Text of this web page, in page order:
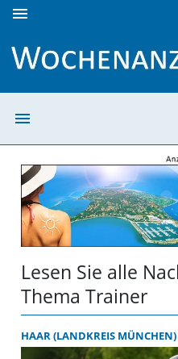
menu
menu
Lesen Sie alle
Thema Trainer
HAAR (LANDKREIS MÜNCHEN)